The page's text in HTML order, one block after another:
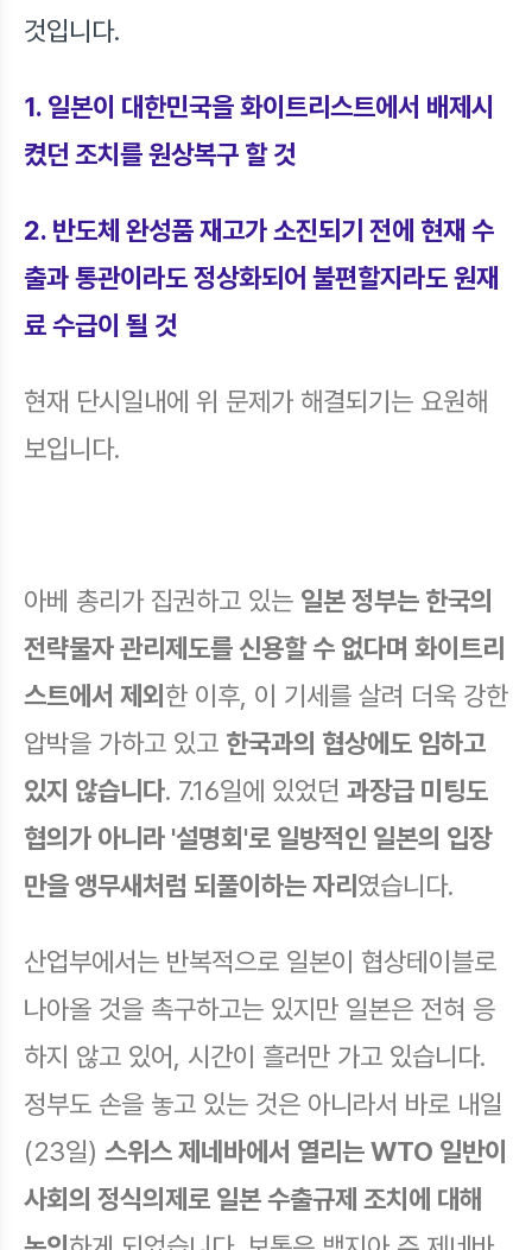
것입니다.
1. 일본이 대한민국을 화이트리스트에서 배제시
켰던 조치를 원상복구 할 것
2. 반도체 완성품 재고가 소진되기 전에 현재 수
출과 통관이라도 정상화되어 불편할지라도 원재
료 수급이 될 것
현재 단시일내에 위 문제가 해결되기는 요원해
보입니다.
아베 총리가 집권하고 있는 일본 정부는 한국의
전략물자 관리제도를 신용할 수 없다며 화이트리
스트에서 제외 한 이후, 이 기세를 살려 더욱 강한
압박을 가하고 있고 한국과의 협상에도 임하고
있지 않습니다. 7.16일에 있었던 과장급 미팅도
협의가 아니라 '설명회'로 일방적인 일본의 입장
만을 앵무새처럼 되풀이하는 자리 였습니다.
산업부에서는 반복적으로 일본이 협상테이블로
나아올 것을 촉구하고는 있지만 일본은 전혀 응
하지 않고 있어, 시간이 흘러만 가고 있습니다.
정부도 손을 놓고 있는 것은 아니라서 바로 내일
(23일) 스위스 제네바에서 열리는 WTO 일반이
사회의 정식의제로 일본 수출규제 조치에 대해